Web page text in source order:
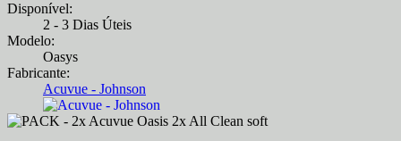
Disponível:
2 - 3 Dias Úteis
Modelo:
Oasys
Fabricante:
Acuvue - Johnson